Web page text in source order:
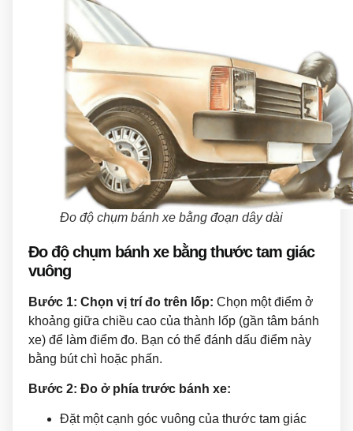
Đo độ chụm bánh xe bằng đoạn dây dài
Đo độ chụm bánh xe bằng thước tam giác
vuông
Bước 1: Chọn vị trí đo trên lốp: Chọn một điểm ở
khoảng giữa chiều cao của thành lốp (gần tâm bánh
xe) để làm điểm đo. Bạn có thể đánh dấu điểm này
bằng bút chì hoặc phấn.
Bước 2: Đo ở phía trước bánh xe:
Đặt một cạnh góc vuông của thước tam giác